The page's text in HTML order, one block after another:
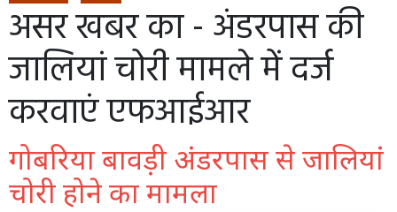
असर खबर का - अंडरपास की
जालियां चोरी मामले में दर्ज
करवाएं एफआईआर
गोबरिया बावड़ी अंडरपास से जालियां
चोरी होने का मामला